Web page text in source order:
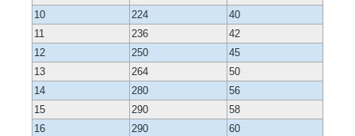
10
224
40
11
236
42
12
250
45
13
264
50
14
280
56
15
290
58
16
290
60